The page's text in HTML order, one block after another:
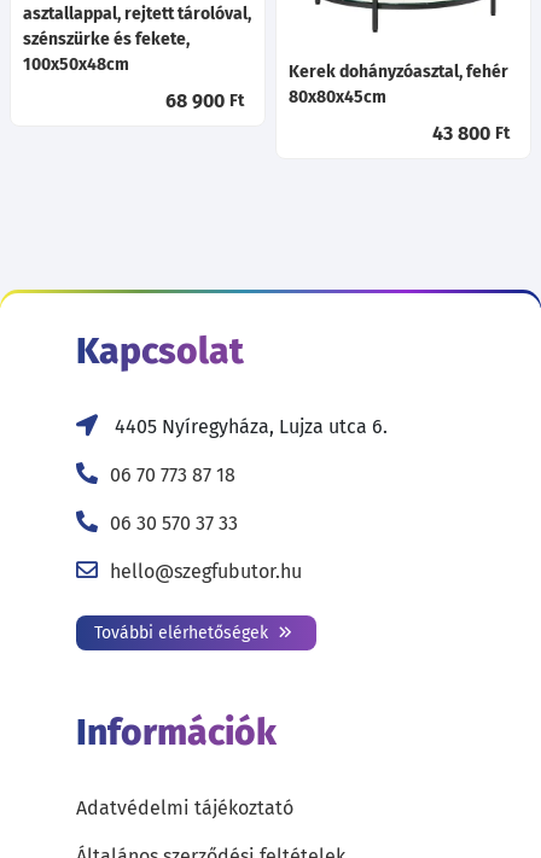
asztallappal, rejtett tárolóval,
szénszürke és fekete,
100x50x48cm
68 900 Ft
Kerek dohányzóasztal, fehér
80x80x45cm
43 800 Ft
Kapcsolat
4405 Nyíregyháza, Lujza utca 6.
06 70 773 87 18
06 30 570 37 33
hello@szegfubutor.hu
További elérhetőségek
Információk
Adatvédelmi tájékoztató